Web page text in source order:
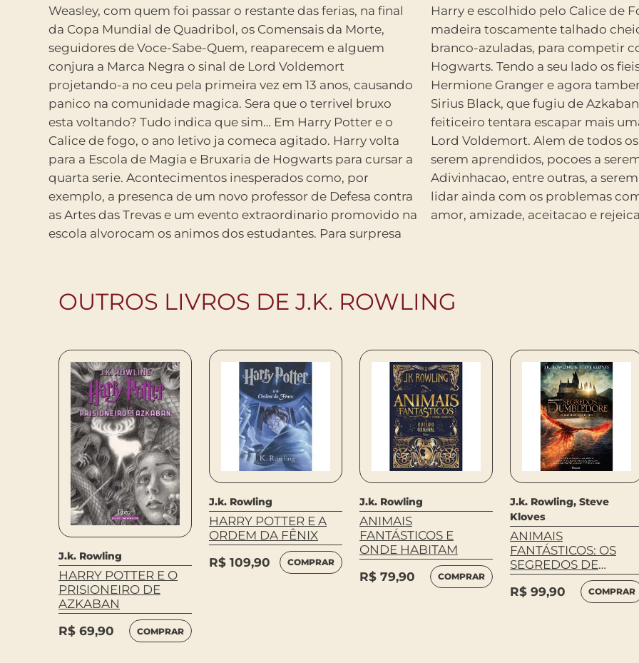
Weasley, com quem foi passar o restante das ferias, na final
da Copa Mundial de Quadribol, os Comensais da Morte,
seguidores de Voce-Sabe-Quem, reaparecem e alguem
conjura a Marca Negra o sinal de Lord Voldemort
projetando-a no ceu pela primeira vez em 13 anos, causando
panico na comunidade magica. Sera que o terrivel bruxo
esta voltando? Tudo indica que sim… Em Harry Potter e o
Calice de fogo, o ano letivo ja comeca agitado. Harry volta
para a Escola de Magia e Bruxaria de Hogwarts para cursar a
quarta serie. Acontecimentos inesperados como, por
exemplo, a presenca de um novo professor de Defesa contra
as Artes das Trevas e um evento extraordinario promovido na
escola alvorocam os animos dos estudantes. Para surpresa
Harry e escolhido pelo Calice de Fogo, um grande copo de
madeira toscamente talhado cheio ate a borda com chamas
branco-azuladas, para competir como um dos campeoes de
Hogwarts. Tendo a seu lado os fieis amigos Rony Weasley,
Hermione Granger e agora tambem o seu padrinho, o bruxo
Sirius Black, que fugiu de Azkaban no ano anterior, o menino
feiticeiro tentara escapar mais uma vez das armadilhas de
Lord Voldemort. Alem de todos os desafios, ha feiticos a
serem aprendidos, pocoes a serem preparadas e aulas de
Adivinhacao, entre outras, a serem assistidas, Harry tera que
lidar ainda com os problemas comuns da adolescencia:
amor, amizade, aceitacao e
OUTROS LIVROS DE J.K. ROWLING
J.k. Rowling
HARRY POTTER E O
PRISIONEIRO DE
AZKABAN
R$ 69,90 COMPRAR
J.k. Rowling
HARRY POTTER E A
ORDEM DA FÊNIX
R$ 109,90 COMPRAR
J.k. Rowling
ANIMAIS
FANTÁSTICOS E
ONDE HABITAM
R$ 79,90 COMPRAR
J.k. Rowling, Steve
Kloves
ANIMAIS
FANTÁSTICOS: OS
SEGREDOS DE
DUMBLEDORE
R$ 99,90 COMPRAR